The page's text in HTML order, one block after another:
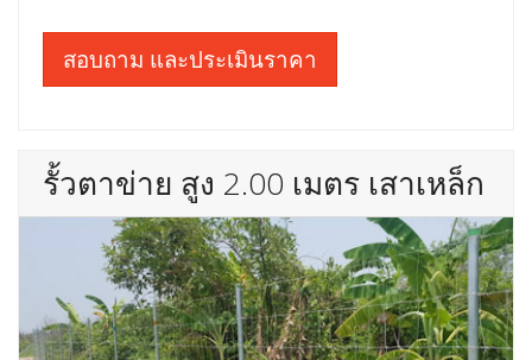
สอบถาม และประเมินราคา
รั้วตาข่าย สูง 2.00 เมตร เสาเหล็ก